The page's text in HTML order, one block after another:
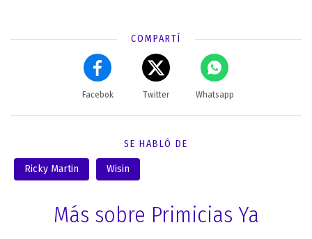
COMPARTÍ
Facebok Twitter Whatsapp
SE HABLÓ DE
Ricky Martin Wisin
Más sobre Primicias Ya